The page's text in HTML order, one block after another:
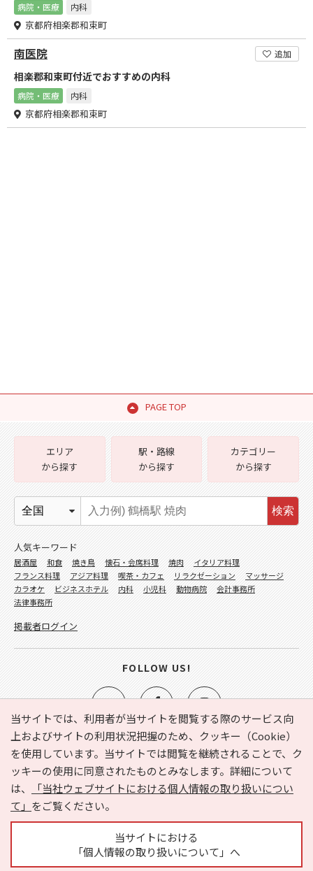
病院・医療 内科
京都府相楽郡和束町
南医院 追加
相楽郡和束町付近でおすすめの内科
病院・医療 内科
京都府相楽郡和束町
PAGE TOP
当サイトでは、利用者が当サイトを閲覧する際のサービス向
上およびサイトの利用状況把握のため、クッキー（Cookie）
を使用しています。当サイトでは閲覧を継続されることで、ク
ッキーの使用に同意されたものとみなします。詳細について
は、
「当社ウェブサイトにおける個人情報の取り扱いについ
て」 をご覧ください。
当サイトにおける
「個人情報の取り扱いについて」へ
e-NAVITA（イーナビタ）とは？ お気に入り
ヘルプ
利用規約
個人情報の取り扱いについて
運営会社
サイトマップ
広告掲載に関するお問い合わせ
エリア
から探す
駅・路線
から探す
カテゴリー
から探す
検索
人気キーワード
居酒屋 和食 焼き鳥 懐石・会席料理 焼肉
イタリア料理
フランス料理
アジア料理 喫茶・カフェ リラクゼーション
マッサージ
カラオケ
ビジネスホテル 内科 小児科 動物病院
会計事務所
法律事務所
掲載者ログイン
FOLLOW US!